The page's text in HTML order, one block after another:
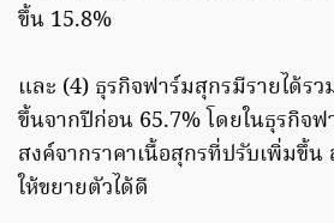
ขึ้น 15.8%
และ (4) ธุรกิจฟาร์มสุกรมีรายได้ร
ขึ้นจากปีก่อน 65.7% โดยในธุรกิจ
สงค์จากราคาเนื้อสุกรที่ปรับเพิ่มขึ้น
ให้ขยายตัวได้ดี